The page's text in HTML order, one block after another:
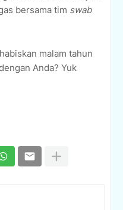
bersama tim swab
malam tahun
Anda? Yuk